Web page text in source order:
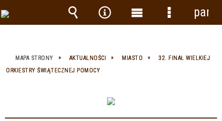
MAPA STRONY AKTUALNOŚCI MIASTO
32. FINAŁ WIELKIEJ
ORKIESTRY ŚWIĄTECZNEJ POMOCY
Wyszukiwarka
Narzędzia
Menu Menu
panel